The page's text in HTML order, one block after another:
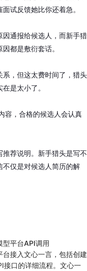
试反馈她比你还着急。
通报给候选人，而新手猎
都是敷衍套话。
，但这太费时间了，猎头
是太小了。
容，合格的候选人会认真
荐说明。新手猎头是写不
不仅是对候选人简历的解
型平台API调用
接入文心一言，包括创建
接口的详细流程。文心一